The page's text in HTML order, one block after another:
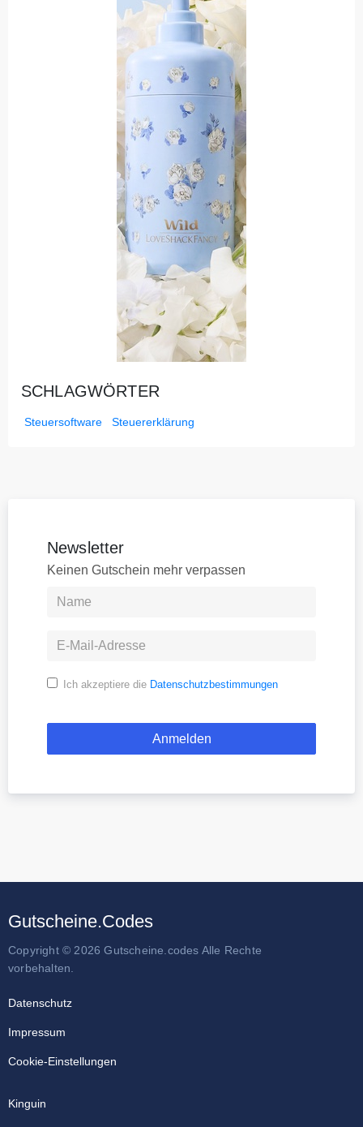
SCHLAGWÖRTER
Steuersoftware Steuererklärung
Newsletter
Keinen Gutschein mehr verpassen
Ich akzeptiere die Datenschutzbestimmungen
Gutscheine.Codes
Copyright © 2026 Gutscheine.codes Alle Rechte
vorbehalten.
Datenschutz
Impressum
Cookie-Einstellungen
Kinguin